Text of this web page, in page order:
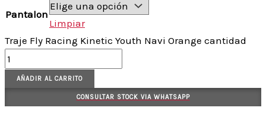
Pantalon
Limpiar
Traje Fly Racing Kinetic Youth Navi Orange cantidad
AÑADIR AL CARRITO
CONSULTAR STOCK VIA WHATSAPP